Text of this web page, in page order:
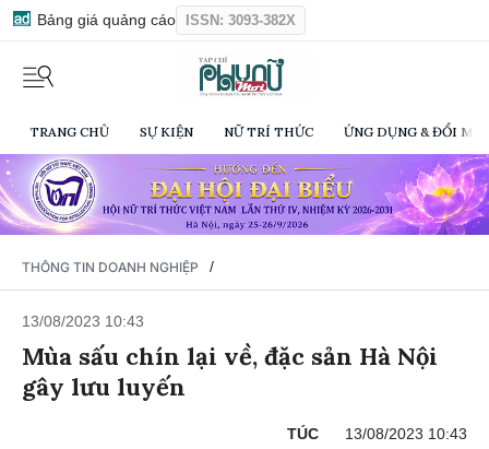
Bảng giá quảng cáo ISSN: 3093-382X
TRANG CHỦ SỰ KIỆN NỮ TRÍ THỨC ỨNG DỤNG & ĐỔI
THÔNG TIN DOANH NGHIỆP /
13/08/2023 10:43
Mùa sấu chín lại về, đặc sản Hà Nội
gây lưu luyến
TÚC 13/08/2023 10:43